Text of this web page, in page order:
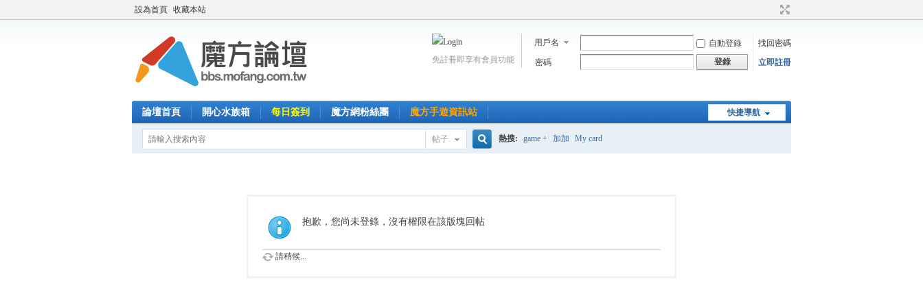
設為首頁 收藏本站
用戶名 自動登錄
找回密碼
密碼
登錄 立即註冊
免註冊即享有會員功能
快捷導航
論壇首頁 開心水族箱 每日簽到 魔方網粉絲團 魔方手遊資訊站
帖子
索
熱搜: game + 加加 My card
抱歉，您尚未登錄，沒有權限在該版塊回帖
請稍候...